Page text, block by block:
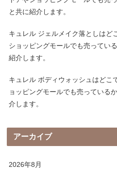
と共に紹介します。
キュレル ジェルメイク落としはど
ショッピングモールでも売ってい
紹介します。
キュレル ボディウォッシュはどこ
ョッピングモールでも売っている
介します。
アーカイブ
2026年8月